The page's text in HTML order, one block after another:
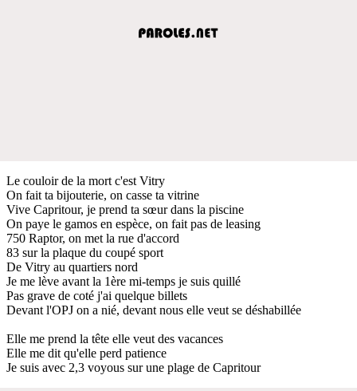
Le couloir de la mort c'est Vitry
On fait ta bijouterie, on casse ta vitrine
Vive Capritour, je prend ta sœur dans la piscine
On paye le gamos en espèce, on fait pas de leasing
750 Raptor, on met la rue d'accord
83 sur la plaque du coupé sport
De Vitry au quartiers nord
Je me lève avant la 1ère mi-temps je suis quillé
Pas grave de coté j'ai quelque billets
Devant l'OPJ on a nié, devant nous elle veut se déshabillée
Elle me prend la tête elle veut des vacances
Elle me dit qu'elle perd patience
Je suis avec 2,3 voyous sur une plage de Capritour